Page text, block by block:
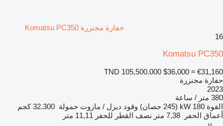
حفارة مجنزرة Komatsu PC350
16
Komatsu PC350
TND 105,500.000 $36,000 ≈ €31,160
حفارة مجنزرة
2023
380 متر / ساعة
القوة 180 kW (245 حصان) وقود ديزل / مازوت حمولة 32.300 كجم
أعماق الحفر
7,38 متر نصف القطر للحفر 11,11 متر